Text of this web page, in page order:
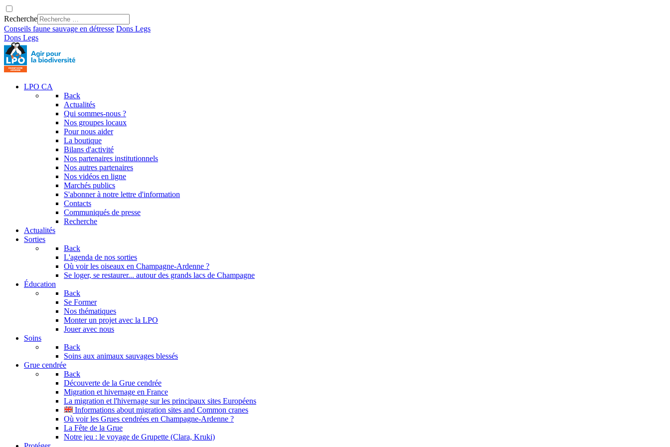
Recherche
Conseils faune sauvage en détresse Dons Legs
Dons Legs
LPO CA
Back
Actualités
Qui sommes-nous ?
Nos groupes locaux
Pour nous aider
La boutique
Bilans d'activité
Nos partenaires institutionnels
Nos autres partenaires
Nos vidéos en ligne
Marchés publics
S'abonner à notre lettre d'information
Contacts
Communiqués de presse
Recherche
Actualités
Sorties
Back
L'agenda de nos sorties
Où voir les oiseaux en Champagne-Ardenne ?
Se loger, se restaurer... autour des grands lacs de Champagne
Éducation
Back
Se Former
Nos thématiques
Monter un projet avec la LPO
Jouer avec nous
Soins
Back
Soins aux animaux sauvages blessés
Grue cendrée
Back
Découverte de la Grue cendrée
Migration et hivernage en France
La migration et l'hivernage sur les principaux sites Européens
Informations about migration sites and Common cranes
Où voir les Grues cendrées en Champagne-Ardenne ?
La Fête de la Grue
Notre jeu : le voyage de Grupette (Clara, Kruki)